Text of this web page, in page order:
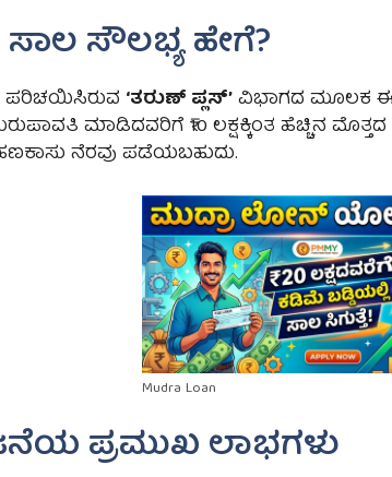
ಸಾಲ ಸೌಲಭ್ಯ ಹೇಗೆ?
ಪರಿಚಯಿಸಿರುವ ‘ತರುಣ್ ಪ್ಲಸ್’ವಿಭಾಗದ ಮೂಲಕ
ಮಾಡಿದವರಿಗೆ ₹10 ಲಕ್ಷಕ್ಕಿಂತ ಹೆಚ್ಚಿನ ಮೊತ್ತದ
ನೆರವು ಪಡೆಯಬಹುದು.
Mudra Loan
ಪ್ರಮುಖ ಲಾಭಗಳು